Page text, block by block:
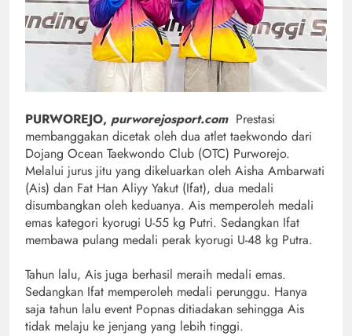
PURWOREJO, purworejosport.comPrestasi
membanggakan dicetak oleh dua atlet taekwondo dari
Dojang Ocean Taekwondo Club (OTC) Purworejo.
Melalui jurus jitu yang dikeluarkan oleh Aisha Ambarwati
(Ais) dan Fat Han Aliyy Yakut (Ifat), dua medali
disumbangkan oleh keduanya. Ais memperoleh medali
emas kategori kyorugi U-55 kg Putri. Sedangkan Ifat
membawa pulang medali perak kyorugi U-48 kg Putra.
Tahun lalu, Ais juga berhasil meraih medali emas.
Sedangkan Ifat memperoleh medali perunggu. Hanya
saja tahun lalu event Popnas ditiadakan sehingga Ais
tidak melaju ke jenjang yang lebih tinggi.